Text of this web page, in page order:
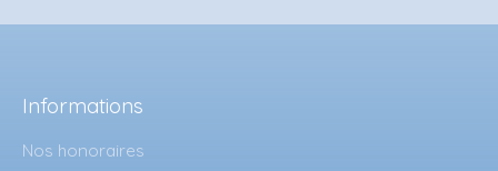
Informations
Nos honoraires